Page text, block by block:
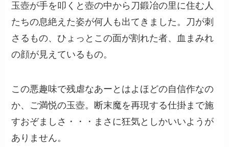
玉壺が手を叩くと壺の中から刀鍛冶の里に住む人
たちの息絶えた姿が何人も出てきました。刀が刺
さるもの、ひょっとこの面が割れた者、血まみれ
の顔が見えているもの。
この悪趣味で残虐なあーとはよほどの自信作なの
か、ご満悦の玉壺。断末魔を再現する仕掛まで施
すおぞましさ・・・まさに狂気としかいいようが
ありません。